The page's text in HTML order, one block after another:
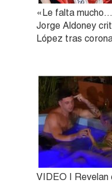
«Le falta
Jorge Aldoney
López tras
VIDEO | Revelan